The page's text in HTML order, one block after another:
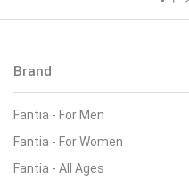
Brand
Fantia - For Men
Fantia - For Women
Fantia - All Ages